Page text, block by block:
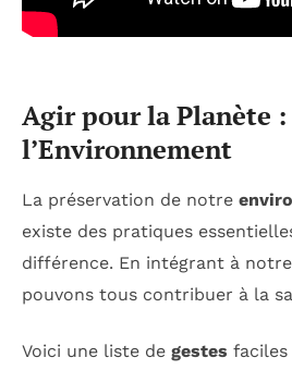
Agir pour la Planète :
l’Environnement
La préservation de notre
existe des pratiques
différence. En intégrant à
pouvons tous contribuer à la
Voici une liste de gestes